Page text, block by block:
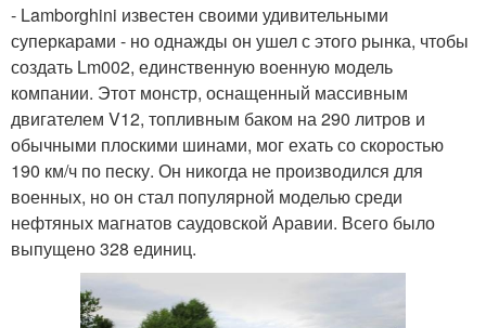
- Lamborghini известен своими удивительными
суперкарами - но однажды он ушел с этого рынка, чтобы
создать Lm002, единственную военную модель
компании. Этот монстр, оснащенный массивным
двигателем V12, топливным баком на 290 литров и
обычными плоскими шинами, мог ехать со скоростью
190 км/ч по песку. Он никогда не производился для
военных, но он стал популярной моделью среди
нефтяных магнатов саудовской Аравии. Всего было
выпущено 328 единиц.